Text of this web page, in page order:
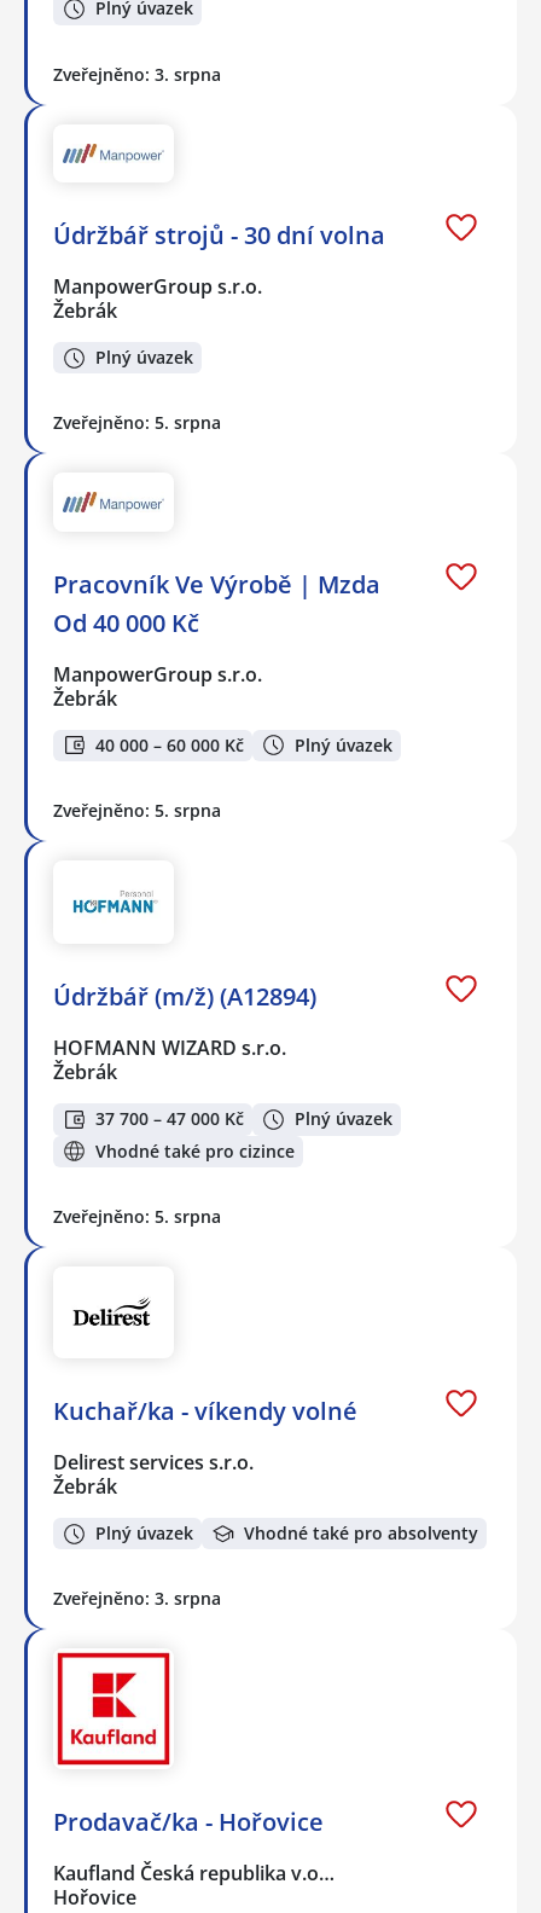
Plný úvazek
Zveřejněno: 3. srpna
Údržbář strojů - 30 dní volna
ManpowerGroup s.r.o.
Žebrák
Plný úvazek
Zveřejněno: 5. srpna
Pracovník Ve Výrobě | Mzda
Od 40 000 Kč
ManpowerGroup s.r.o.
Žebrák
40 000 – 60 000 Kč Plný úvazek
Zveřejněno: 5. srpna
Údržbář (m/ž) (A12894)
HOFMANN WIZARD s.r.o.
Žebrák
37 700 – 47 000 Kč
Plný úvazek
Vhodné také pro cizince
Zveřejněno: 5. srpna
Kuchař/ka - víkendy volné
Delirest services s.r.o.
Žebrák
Plný úvazek Vhodné také pro absolventy
Zveřejněno: 3. srpna
Prodavač/ka - Hořovice
Kaufland Česká republika v.o…
Hořovice